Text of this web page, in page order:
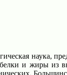
наука,
и жиры из